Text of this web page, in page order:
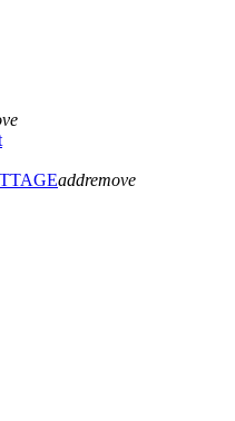
addremove